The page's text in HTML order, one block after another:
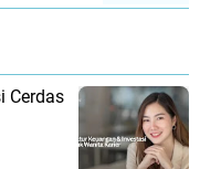
Cerdas